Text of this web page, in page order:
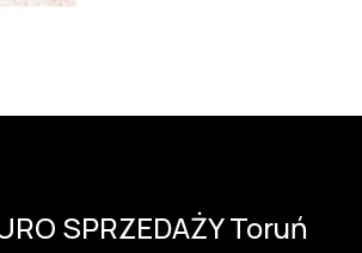
SPRZEDAŻY Toruń